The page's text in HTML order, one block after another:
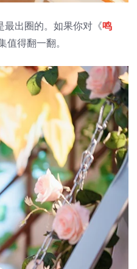
出圈的。如果你对《鸣
得翻一翻。